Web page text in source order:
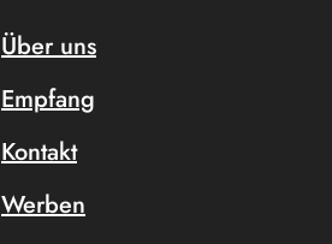
Über uns
Empfang
Kontakt
Werben